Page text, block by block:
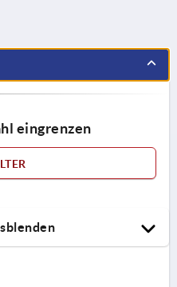
eingrenzen